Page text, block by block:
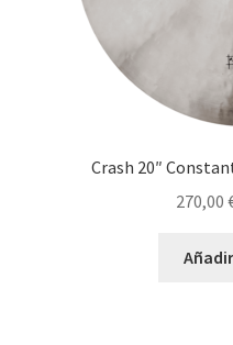
Crash 20″
270,00